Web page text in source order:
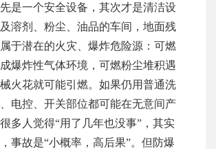
是一个安全设备，其次才是清洁设
溶剂、粉尘、油品的车间，地面残
于潜在的火灾、爆炸危险源：可燃
爆炸性气体环境，可燃粉尘堆积遇
火花就可能引燃。如果仍用普通洗
电控、开关部位都可能在无意间产
多人觉得“用了几年也没事”，其实
事故是“小概率，高后果”。但防爆